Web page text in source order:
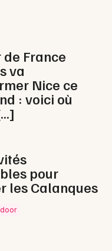
de France
va
Nice ce
: voici où
pour
les Calanques